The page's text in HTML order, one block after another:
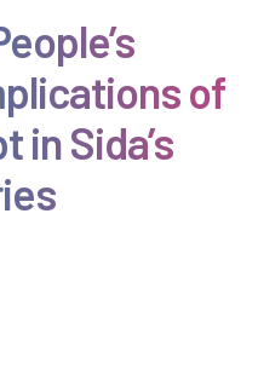
of
in Sida’s